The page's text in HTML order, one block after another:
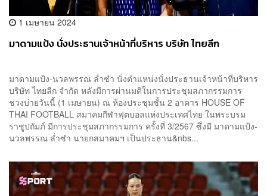
1 เมษายน 2024
มาดามแป้ง นั่งประธานเจ้าหน้าที่บริหาร บริษัท ไทยลีก
มาดามแป้ง-นวลพรรณ ล่ำซำ นั่งตำแหน่งนั่งประธานเจ้าหน้าที่บริหาร
บริษัท ไทยลีก จำกัด หลังมีการผ่านมติในการประชุมสภากรรมการ
ช่วงบ่ายวันนี้ (1 เมษายน) ณ ห้องประชุมชั้น 2 อาคาร HOUSE OF
THAI FOOTBALL สมาคมกีฬาฟุตบอลแห่งประเทศไทย ในพระบรม
ราชูปถัมภ์ มีการประชุมสภากรรมการ ครั้งที่ 3/2567 ซึ่งมี มาดามแป้ง-
นวลพรรณ ล่ำซำ นายกสมาคมฯ เป็นประธาน&nbs...